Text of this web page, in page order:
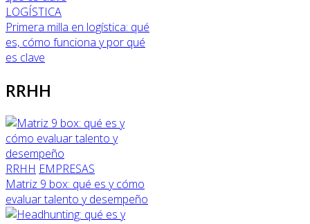
LOGÍSTICA
Primera milla en logística: qué
es, cómo funciona y por qué
es clave
RRHH
RRHH EMPRESAS
Matriz 9 box: qué es y cómo
evaluar talento y desempeño